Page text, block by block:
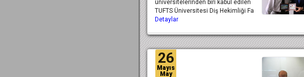
üniversitelerinden biri kabul edilen
TUFTS Üniversitesi Diş Hekimliği Fa
Detaylar
26
Mayıs
May